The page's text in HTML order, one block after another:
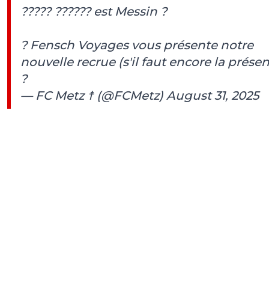
????? ?????? est Messin ?
? Fensch Voyages vous présente notre
nouvelle recrue (s'il faut encore la
?
— FC Metz ☨ (@FCMetz) August 31, 2025